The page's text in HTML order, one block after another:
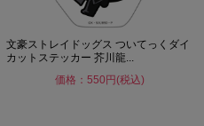
文豪ストレイドッグス ついてっくダイ
カットステッカー 芥川龍...
価格：550円(税込)